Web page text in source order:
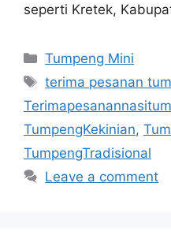
seperti Kretek,
Categories
Tumpeng Mini
Tags
terima pesanan
TumpengKekinian,
TumpengTradisional
Leave a comment